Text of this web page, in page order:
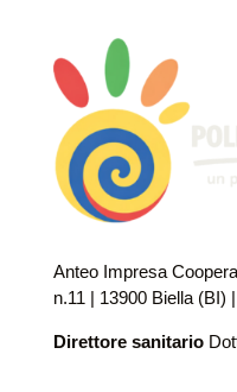
Anteo Impresa
n.11 | 13900 Biella (BI)
Direttore sanitario